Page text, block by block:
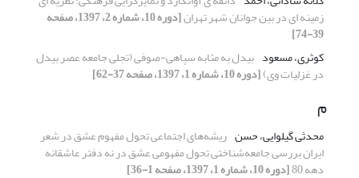
زمینه ای در بین جوانان شهر تهران [دوره 10، شماره 2، 1397، صفحه
39-74]
کوثری، مسعود بیدل به مثابه سپاهی-صوفی (تجلی جامعه عصر بیدل
در غزلیات وی)[دوره 10، شماره 1، 1397، صفحه 37-62]
م
محدثی گیلوایی، حسن ریشه‌های اجتماعی تحول مفهوم عشق در شعر
ایران بررسی جامعه‌شناختی تحول مفهومی عشق در نه دفتر عاشقانه
دهه 80
[دوره 10، شماره 1، 1397، صفحه 1-36]